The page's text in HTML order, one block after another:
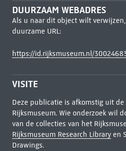
DUURZAAM WEBADRES
Als u naar dit object wilt
duurzame URL:
https://id.rijksmuseum.nl/
VISITE
Deze publicatie is afkomstig uit
Rijksmuseum. Wie onderzoek wil
van de collecties van het
Rijksmuseum Research Libraryen
Drawings.